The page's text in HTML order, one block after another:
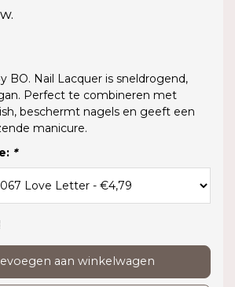
BO. Nail Lacquer is sneldrogend,
Perfect te combineren met
beschermt nagels en geeft een
manicure.
*
aan winkelwagen